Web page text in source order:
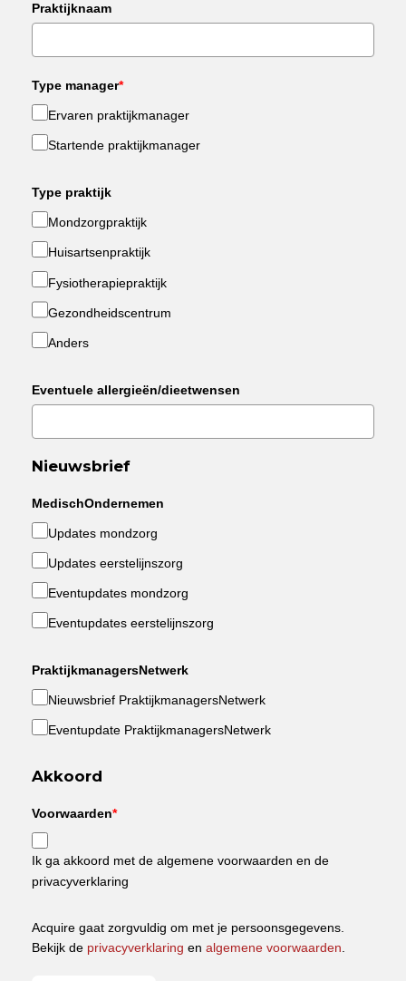
Praktijknaam
Type manager*
Ervaren praktijkmanager
Startende praktijkmanager
Type praktijk
Mondzorgpraktijk
Huisartsenpraktijk
Fysiotherapiepraktijk
Gezondheidscentrum
Anders
Eventuele allergieën/dieetwensen
Nieuwsbrief
MedischOndernemen
Updates mondzorg
Updates eerstelijnszorg
Eventupdates mondzorg
Eventupdates eerstelijnszorg
PraktijkmanagersNetwerk
Nieuwsbrief PraktijkmanagersNetwerk
Eventupdate PraktijkmanagersNetwerk
Akkoord
Voorwaarden*
Ik ga akkoord met de algemene voorwaarden en de
privacyverklaring
Acquire gaat zorgvuldig om met je persoonsgegevens.
Bekijk de privacyverklaring en algemene voorwaarden.